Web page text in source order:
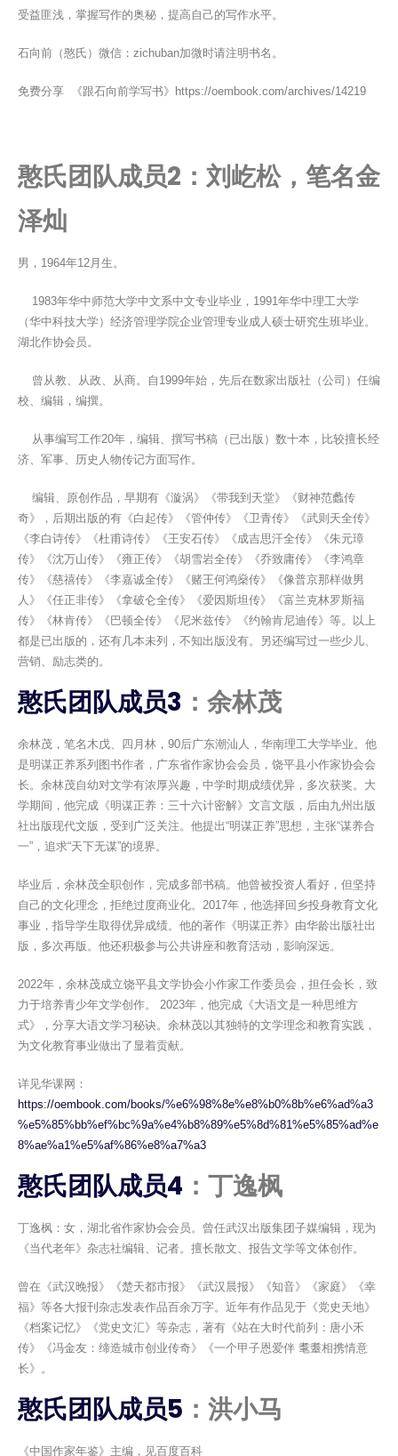
受益匪浅，掌握写作的奥秘，提高自己的写作水平。
石向前（憨氏）微信：zichuban加微时请注明书名。
免费分享 《跟石向前学写书》https://oembook.com/archives/14219
憨氏团队成员2：刘屹松，笔名金
泽灿
男，1964年12月生。
1983年华中师范大学中文系中文专业毕业，1991年华中理工大学
（华中科技大学）经济管理学院企业管理专业成人硕士研究生班毕业。
湖北作协会员。
曾从教、从政、从商。自1999年始，先后在数家出版社（公司）任编
校、编辑，编撰。
从事编写工作20年，编辑、撰写书稿（已出版）数十本，比较擅长经
济、军事、历史人物传记方面写作。
编辑、原创作品，早期有《漩涡》《带我到天堂》《财神范蠡传
奇》，后期出版的有《白起传》《管仲传》《卫青传》《武则天全传》
《李白诗传》《杜甫诗传》《王安石传》《成吉思汗全传》《朱元璋
传》《沈万山传》《雍正传》《胡雪岩全传》《乔致庸传》《李鸿章
传》《慈禧传》《李嘉诚全传》《赌王何鸿燊传》《像普京那样做男
人》《任正非传》《拿破仑全传》《爱因斯坦传》《富兰克林罗斯福
传》《林肯传》《巴顿全传》《尼米兹传》《约翰肯尼迪传》等。以上
都是已出版的，还有几本未列，不知出版没有。另还编写过一些少儿、
营销、励志类的。
憨氏团队成员3 ：余林茂
余林茂，笔名木戊、四月林，90后广东潮汕人，华南理工大学毕业。他
是明谋正养系列图书作者，广东省作家协会会员，饶平县小作家协会会
长。余林茂自幼对文学有浓厚兴趣，中学时期成绩优异，多次获奖。大
学期间，他完成《明谋正养：三十六计密解》文言文版，后由九州出版
社出版现代文版，受到广泛关注。他提出“明谋正养”思想，主张“谋养合
一”，追求“天下无谋”的境界。
毕业后，余林茂全职创作，完成多部书稿。他曾被投资人看好，但坚持
自己的文化理念，拒绝过度商业化。2017年，他选择回乡投身教育文化
事业，指导学生取得优异成绩。他的著作《明谋正养》由华龄出版社出
版，多次再版。他还积极参与公共讲座和教育活动，影响深远。
2022年，余林茂成立饶平县文学协会小作家工作委员会，担任会长，致
力于培养青少年文学创作。 2023年，他完成《大语文是一种思维方
式》，分享大语文学习秘诀。余林茂以其独特的文学理念和教育实践，
为文化教育事业做出了显着贡献。
详见华课网：
https://oembook.com/books/%e6%98%8e%e8%b0%8b%e6%ad%a3
%e5%85%bb%ef%bc%9a%e4%b8%89%e5%8d%81%e5%85%ad%e
8%ae%a1%e5%af%86%e8%a7%a3
憨氏团队成员4 ：丁逸枫
丁逸枫：女，湖北省作家协会会员。曾任武汉出版集团子媒编辑，现为
《当代老年》杂志社编辑、记者。擅长散文、报告文学等文体创作。
曾在《武汉晚报》《楚天都市报》《武汉晨报》《知音》《家庭》《幸
福》等各大报刊杂志发表作品百余万字。近年有作品见于《党史天地》
《档案记忆》《党史文汇》等杂志，著有《站在大时代前列：唐小禾
传》《冯金友：缔造城市创业传奇》《一个甲子恩爱伴 耄耋相携情意
长》。
憨氏团队成员5 ：洪小马
《中国作家年鉴》主编，见百度百科